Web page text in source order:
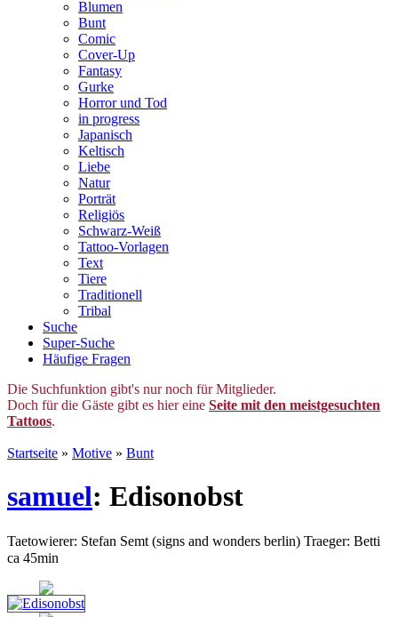
Blumen
Bunt
Comic
Cover-Up
Fantasy
Gurke
Horror und Tod
in progress
Japanisch
Keltisch
Liebe
Natur
Porträt
Religiös
Schwarz-Weiß
Tattoo-Vorlagen
Text
Tiere
Traditionell
Tribal
Suche
Super-Suche
Häufige Fragen
Die Suchfunktion gibt's nur noch für Mitglieder.
Doch für die Gäste gibt es hier eine Seite mit den meistgesuchten
Tattoos.
Startseite » Motive » Bunt
samuel: Edisonobst
Taetowierer: Stefan Semt (signs and wonders berlin) Traeger: Betti
ca 45min